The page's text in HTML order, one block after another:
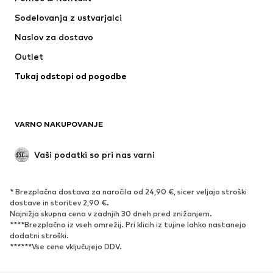
NIKE
Sodelovanja z ustvarjalci
Naslov za dostavo
Outlet
Tukaj odstopi od pogodbe
VARNO NAKUPOVANJE
Vaši podatki so pri nas varni
* Brezplačna dostava za naročila od 24,90 €, sicer veljajo stroški
dostave in storitev 2,90 €.
Najnižja skupna cena v zadnjih 30 dneh pred znižanjem.
****Brezplačno iz vseh omrežij. Pri klicih iz tujine lahko nastanejo
dodatni stroški.
******Vse cene vključujejo DDV.